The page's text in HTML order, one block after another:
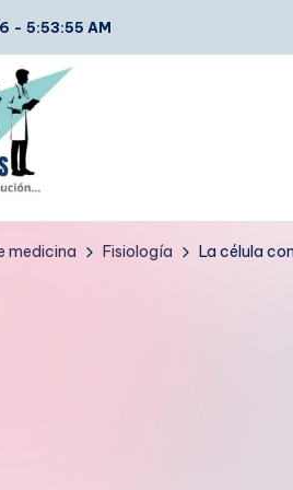
- 5:53:56 AM
medicina Fisiología La célula